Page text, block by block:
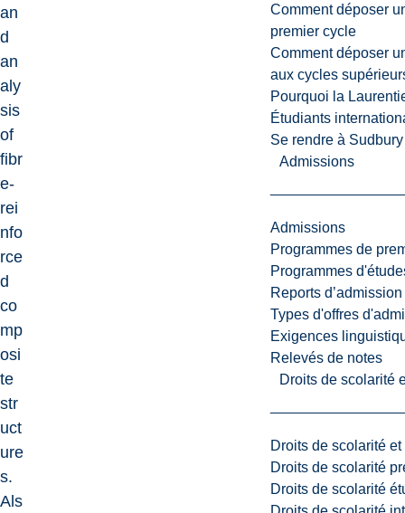
Comment déposer
premier cycle
Comment déposer
aux cycles
Pourquoi la
Étudiants
Se rendre à Sudbury
Admissions
Admissions
Programmes de
Programmes
Reports d’admission
Types d'offres
Exigences
Relevés de notes
Droits de scolarité
Droits de scolarité
Droits de scolarité
Droits de scolarité
an
d
an
aly
sis
of
fibr
e-
rei
nfo
rce
d
co
mp
osi
te
str
uct
ure
s.
Als